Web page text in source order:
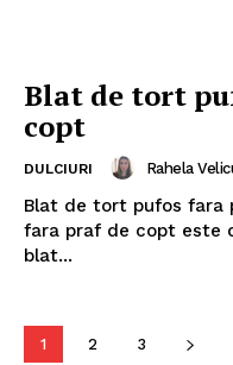
Blat de tort
copt
DULCIURI Rahela
Blat de tort pufos fara
fara praf de copt este
blat...
1 2 3